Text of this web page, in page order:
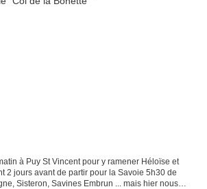
à Puy St Vincent pour y ramener Héloïse et
2 jours avant de partir pour la Savoie 5h30 de
Sisteron, Savines Embrun ... mais hier nous